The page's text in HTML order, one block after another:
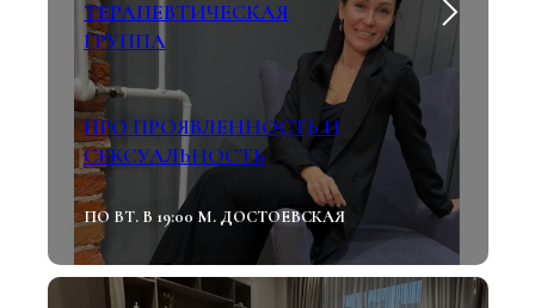
ТЕРАПЕВТИЧЕСКАЯ
ГРУППА
ПРО ПРОЯВЛЕННОСТЬ И
СЕКСУАЛЬНОСТЬ
ПО ВТ. В 19:00 М. ДОСТОЕВСКАЯ